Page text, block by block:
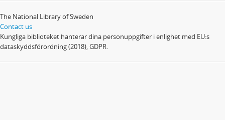
The National Library of Sweden
Contact us
Kungliga biblioteket hanterar dina personuppgifter i enlighet med EU:s
dataskyddsförordning (2018), GDPR.